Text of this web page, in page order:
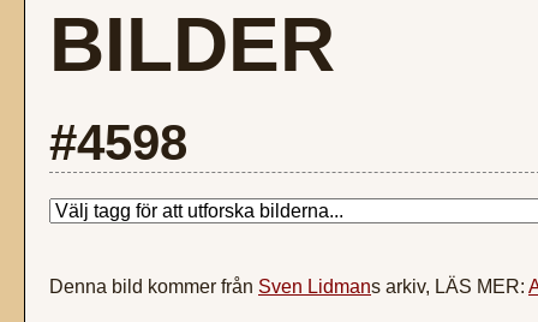
BILDER
#4598
Denna bild kommer från Sven Lidmans arkiv, LÄS MER: